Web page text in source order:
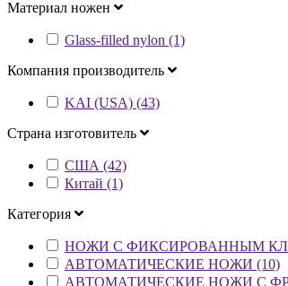
Материал ножен
Glass-filled nylon (1)
Компания производитель
KAI (USA) (43)
Страна изготовитель
США (42)
Китай (1)
Категория
НОЖИ С ФИКСИРОВАННЫМ
АВТОМАТИЧЕСКИЕ НОЖИ (10)
АВТОМАТИЧЕСКИЕ НОЖИ С